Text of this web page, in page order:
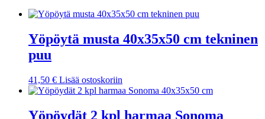
Yöpöytä musta 40x35x50 cm tekninen
puu
41,50 € Lisää ostoskoriin
Yöpöydät 2 kpl harmaa Sonoma